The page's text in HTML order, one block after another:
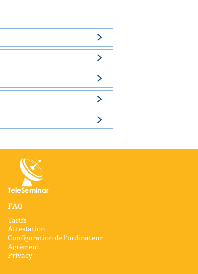
FAQ
Tarifs
Attestation
Configuration de l'ordinateur
Agrément
Privacy